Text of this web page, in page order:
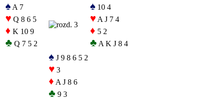
♠ A 7
♥ Q 8 6 5
♦ K 10 9
♣ Q 7 5 2
♠ 10 4
♥ A J 7 4
♦ 5 2
♣ A K J 8 4
♠ J 9 8 6 5 2
♥ 3
♦ A J 8 6
♣ 9 3